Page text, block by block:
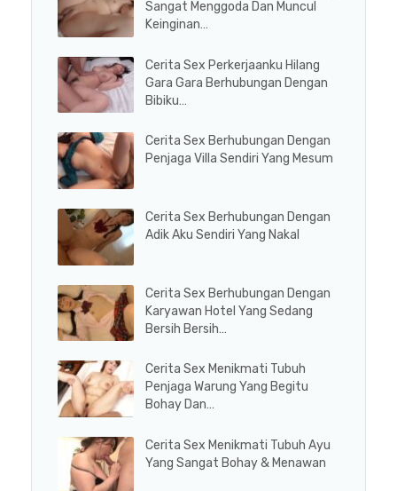
Sangat Menggoda Dan Muncul
Keinginan…
Cerita Sex Perkerjaanku Hilang
Gara Gara Berhubungan Dengan
Bibiku…
Cerita Sex Berhubungan Dengan
Penjaga Villa Sendiri Yang Mesum
Cerita Sex Berhubungan Dengan
Adik Aku Sendiri Yang Nakal
Cerita Sex Berhubungan Dengan
Karyawan Hotel Yang Sedang
Bersih Bersih…
Cerita Sex Menikmati Tubuh
Penjaga Warung Yang Begitu
Bohay Dan…
Cerita Sex Menikmati Tubuh Ayu
Yang Sangat Bohay & Menawan